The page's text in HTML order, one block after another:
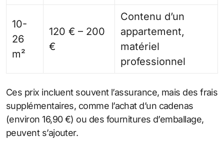
10-
26
m²
120 € – 200
€
Contenu d’un
appartement,
matériel
professionnel
Ces prix incluent souvent l’assurance, mais des frais
supplémentaires, comme l’achat d’un cadenas
(environ 16,90 €) ou des fournitures d’emballage,
peuvent s’ajouter.